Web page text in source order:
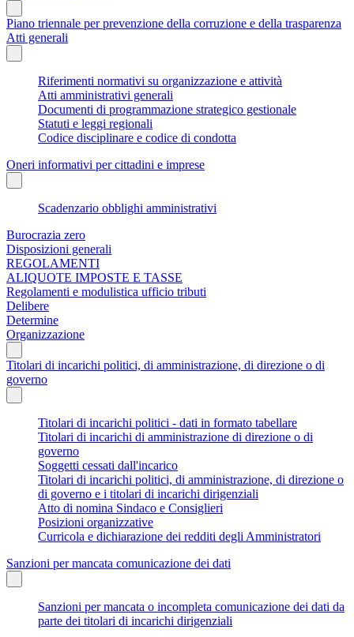
Piano triennale per prevenzione della corruzione e della trasparenza
Atti generali
Riferimenti normativi su organizzazione e attività
Atti amministrativi generali
Documenti di programmazione strategico gestionale
Statuti e leggi regionali
Codice disciplinare e codice di condotta
Oneri informativi per cittadini e imprese
Scadenzario obblighi amministrativi
Burocrazia zero
Disposizioni generali
REGOLAMENTI
ALIQUOTE IMPOSTE E TASSE
Regolamenti e modulistica ufficio tributi
Delibere
Determine
Organizzazione
Titolari di incarichi politici, di amministrazione, di direzione o di
governo
Titolari di incarichi politici - dati in formato tabellare
Titolari di incarichi di amministrazione di direzione o di
governo
Soggetti cessati dall'incarico
Titolari di incarichi politici, di amministrazione, di direzione o
di governo e i titolari di incarichi dirigenziali
Atto di nomina Sindaco e Consiglieri
Posizioni organizzative
Curricola e dichiarazione dei redditi degli Amministratori
Sanzioni per mancata comunicazione dei dati
Sanzioni per mancata o incompleta comunicazione dei dati da
parte dei titolari di incarichi dirigenziali